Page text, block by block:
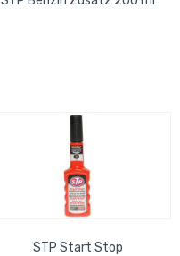
STP Start Stop